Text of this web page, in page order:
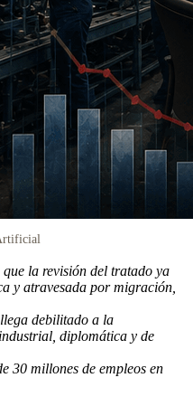
la revisión del tratado ya
y atravesada por migración,
debilitado a la
diplomática y de
30 millones de empleos en